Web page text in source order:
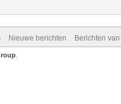
Nieuwe berichten Berichten